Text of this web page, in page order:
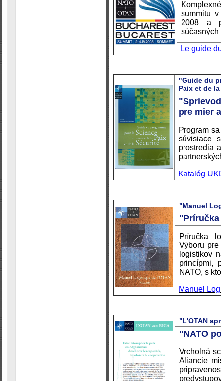
summitu
2008 a
súčasných
Le guide
"Guide du
Paix et de
pre mier
Program
súvisiace
prostredia
Katalóg
"Manuel
"Príručka
Príručka
Výboru
logistikov
princípmi,
NATO, s
Manuel
"L'OTAN
"NATO
Vrcholná
Aliancie